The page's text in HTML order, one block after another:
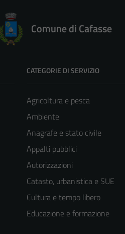
Comune di Cafasse
CATEGORIE DI SERVIZIO
Agricoltura e pesca
Ambiente
Anagrafe e stato civile
Appalti pubblici
Autorizzazioni
Catasto, urbanistica e SUE
Cultura e tempo libero
Educazione e formazione